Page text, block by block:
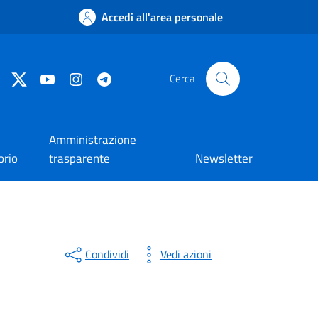
Accedi all'area personale
FacebookTwitter YouTube Instagram Cerca
Amministrazione
trasparente
Newsletter
Condividi Vedi azioni